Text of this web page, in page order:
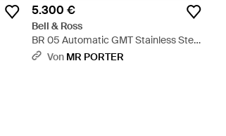
5.300 €
Bell & Ross
BR 05 Automatic GMT Stainless Steel
Watch - Schwarz
Von MR PORTER